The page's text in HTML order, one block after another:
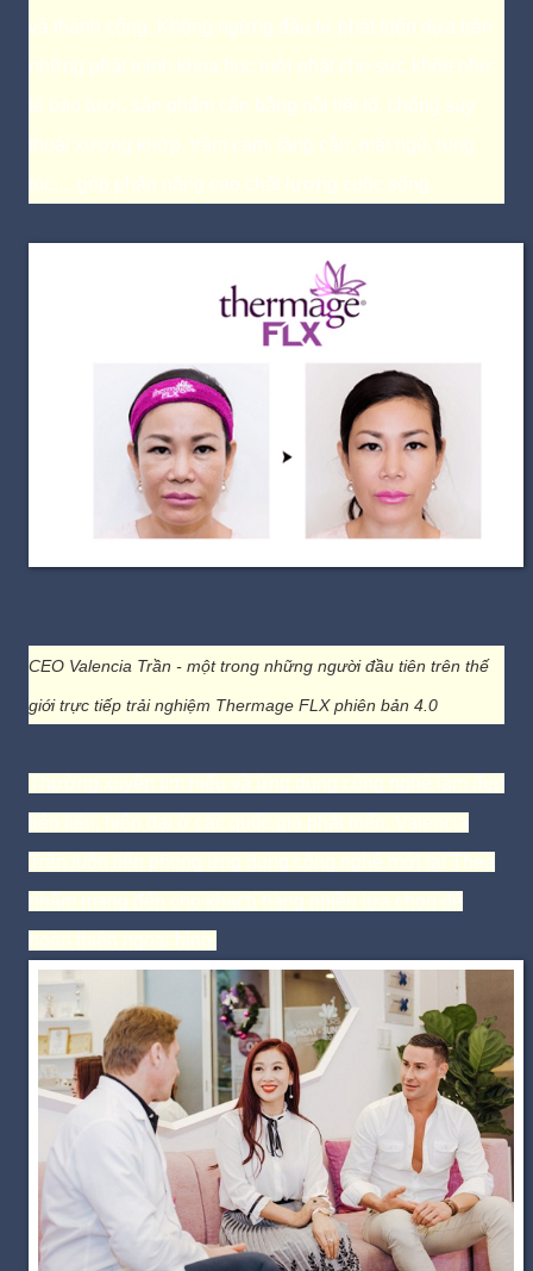
và thành công. Không ngừng đầu tư phát triển dựa trên
những phát minh khoa học mới nhất cho sức khỏe như:
tế bào tươi, sản phẩm cân bằng nội tiết tố, chống suy
thoái xương khớp, trầm cảm, tăng cân, mất ngủ, rụng
tóc,... góp phần nâng cao chất lượng cuộc sống.
CEO Valencia Trần - một trong những người đầu tiên trên thế
giới trực tiếp trải nghiệm Thermage FLX phiên bản 4.0
Thường xuyên tìm hiểu và ứng dụng công nghệ làm đẹp
tiên tiến, hiện đại ở các quốc gia phát triển, Valencia
Trần luôn tiên phong ứng dụng công nghệ mới tại Thea
nhằm mang đến cho khách hàng nhiều lựa chọn để
hoàn thiện ngoại hình.